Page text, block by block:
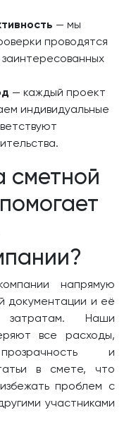
— мы
проводятся
заинтересованных
— каждый проект
индивидуальные
сметной
напрямую
документации и её
затратам. Наши
все расходы,
и
в смете, что
проблем с
участниками